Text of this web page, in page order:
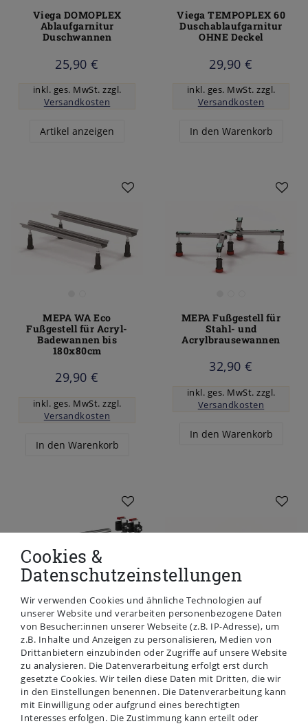
Viega DOMOPLEX
Ablaufgarnitur
Duschwannen
25,90 €
inkl. ges. MwSt. zzgl.
Versandkosten
Artikel anzeigen
Viega TEMPOPLEX 60
Duschablaufgarnitur
OHNE Deckel
29,90 €
inkl. ges. MwSt. zzgl.
Versandkosten
In den Warenkorb
MEPA WA Eco
Fußgestell für Acryl-
Badewannen bis
180x80cm
29,90 €
inkl. ges. MwSt. zzgl.
Versandkosten
In den Warenkorb
MEPA Fußgestell für
Stahl- und
Acrylbrausewannen
32,90 €
inkl. ges. MwSt. zzgl.
Versandkosten
In den Warenkorb
MEPA Wannenleisten
für Duschwannen
34,90 €
inkl. ges. MwSt.zzgl.
Versandkosten
MEPA Fußgestell für
superflache
Duschwannen Acryl
und Stahl
41,90 €
inkl. ges. MwSt.zzgl.
Cookies &
Datenschutzeinstellungen
Wir verwenden Cookies und ähnliche Technologien auf
unserer Website und verarbeiten personenbezogene Daten
von Besucher:innen unserer Webseite (z.B. IP-Adresse), um
z.B. Inhalte und Anzeigen zu personalisieren, Medien von
Drittanbietern einzubinden oder Zugriffe auf unsere Website
zu analysieren. Die Datenverarbeitung erfolgt erst durch
gesetzte Cookies. Wir teilen diese Daten mit Dritten, die wir
in den Einstellungen benennen. Die Datenverarbeitung kann
mit Einwilligung oder aufgrund eines berechtigten
Interesses erfolgen. Die Zustimmung kann erteilt oder